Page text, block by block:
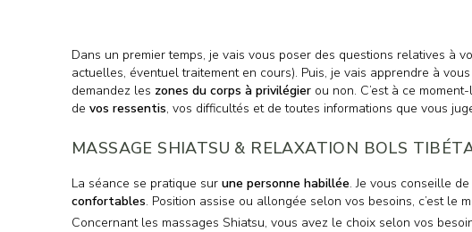
Dans un premier temps, je vais vous poser des questions relatives à
actuelles, éventuel traitement en cours). Puis, je vais apprendre à
demandez les zones du corps à privilégier ou non. C’est à ce
de vos ressentis, vos difficultés et de toutes informations que vous
MASSAGE SHIATSU & RELAXATION BOLS
La séance se pratique sur une personne habillée. Je vous conseille
confortables. Position assise ou allongée selon vos besoins, c’est le
Concernant les massages Shiatsu, vous avez le choix selon vos